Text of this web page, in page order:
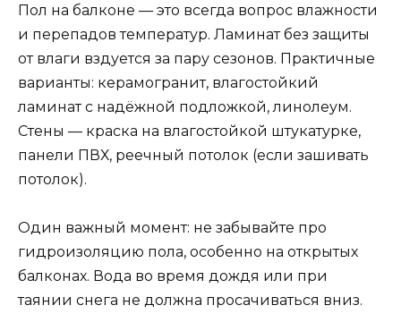
Пол на балконе — это всегда вопрос влажности
и перепадов температур. Ламинат без защиты
от влаги вздуется за пару сезонов. Практичные
варианты: керамогранит, влагостойкий
ламинат с надёжной подложкой, линолеум.
Стены — краска на влагостойкой штукатурке,
панели ПВХ, реечный потолок (если зашивать
потолок).
Один важный момент: не забывайте про
гидроизоляцию пола, особенно на открытых
балконах. Вода во время дождя или при
таянии снега не должна просачиваться вниз.